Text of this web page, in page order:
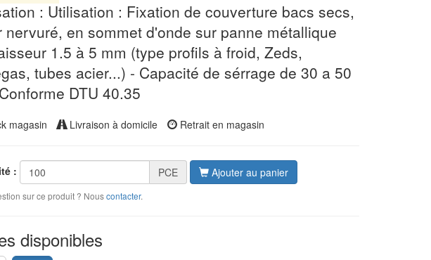
: Utilisation : Fixation de couverture bacs secs,
nervuré, en sommet d'onde sur panne métallique
1.5 à 5 mm (type profils à froid, Zeds,
tubes acier...) - Capacité de sérrage de 30 a 50
DTU 40.35
magasin Livraison à domicile Retrait en magasin
: PCE Ajouter au panier
sur ce produit ? Nouscontacter.
disponibles